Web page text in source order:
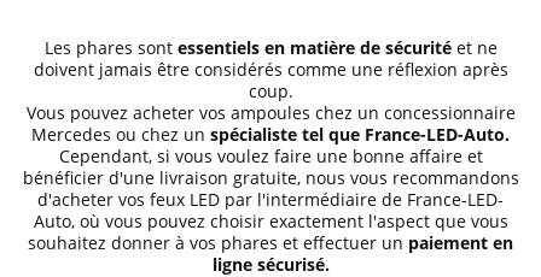
Les phares sont essentiels en matière de sécuritéet ne
doivent jamais être considérés comme une réflexion après
coup.
Vous pouvez acheter vos ampoules chez un concessionnaire
Mercedes ou chez un spécialiste tel que France-LED-Auto.
Cependant, si vous voulez faire une bonne affaire et
bénéficier d'une livraison gratuite, nous vous recommandons
d'acheter vos feux LED par l'intermédiaire de France-LED-
Auto, où vous pouvez choisir exactement l'aspect que vous
souhaitez donner à vos phares et effectuer un paiement en
ligne sécurisé.